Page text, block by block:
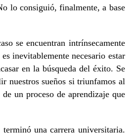
lo consiguió, finalmente, a base
se encuentran intrínsecamente
inevitablemente necesario estar
en la búsqueda del éxito. Se
nuestros sueños si triunfamos al
un proceso de aprendizaje que
una carrera universitaria.